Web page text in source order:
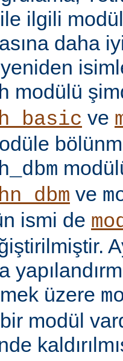
ilgili
daha
modülü
ve
ve
ismi de
üzere
modül